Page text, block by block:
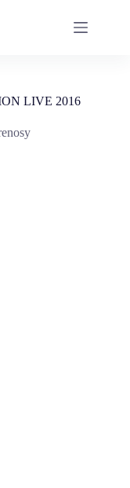
LIVE 2016